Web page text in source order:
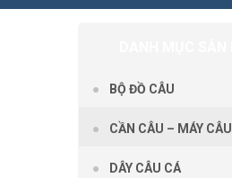
BỘ ĐỒ CÂU
CẦN CÂU – MÁY CÂU
DÂY CÂU CÁ